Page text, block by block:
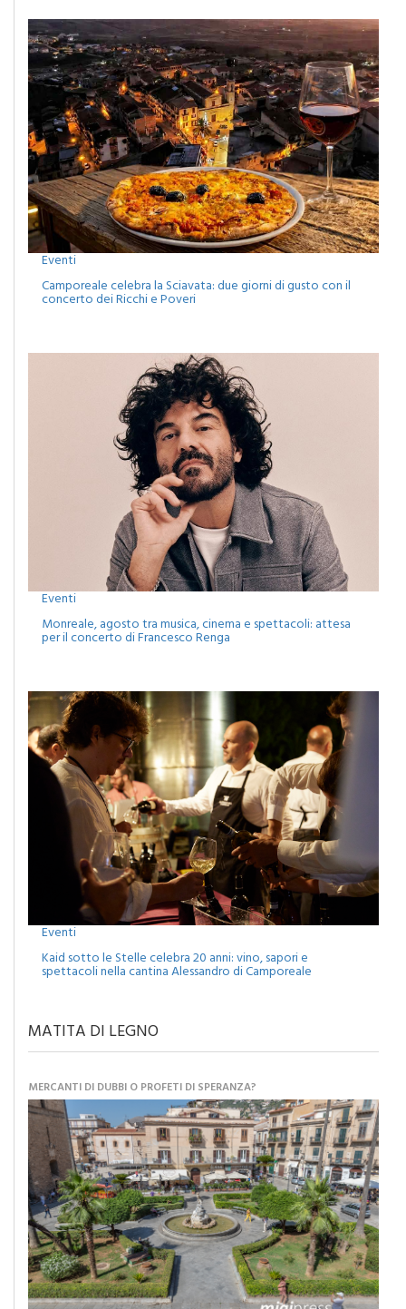
Eventi
Camporeale celebra la Sciavata: due giorni di gusto con il
concerto dei Ricchi e Poveri
Monreale, agosto tra musica, cinema e spettacoli: attesa
per il concerto di Francesco Renga
Kaid sotto le Stelle celebra 20 anni: vino, sapori e
spettacoli nella cantina Alessandro di Camporeale